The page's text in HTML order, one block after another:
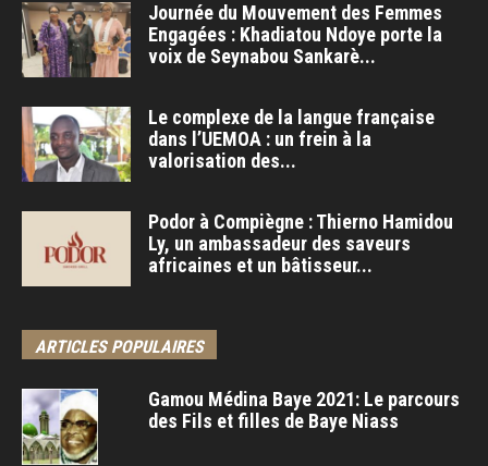
Journée du Mouvement des Femmes
Engagées : Khadiatou Ndoye porte la
voix de Seynabou Sankarè...
Le complexe de la langue française
dans l’UEMOA : un frein à la
valorisation des...
Podor à Compiègne : Thierno Hamidou
Ly, un ambassadeur des saveurs
africaines et un bâtisseur...
ARTICLES POPULAIRES
Gamou Médina Baye 2021: Le parcours
des Fils et filles de Baye Niass